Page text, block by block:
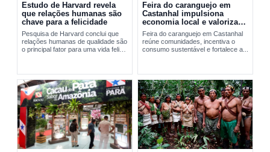
Estudo de Harvard revela
que relações humanas são
chave para a felicidade
Pesquisa de Harvard conclui que
relações humanas de qualidade são
o principal fator para uma vida feliz
Feira do caranguejo em
Castanhal impulsiona
economia local e valoriza
manejo sustentável
Feira do caranguejo em Castanhal
reúne comunidades, incentiva o
consumo sustentável e fortalece a...